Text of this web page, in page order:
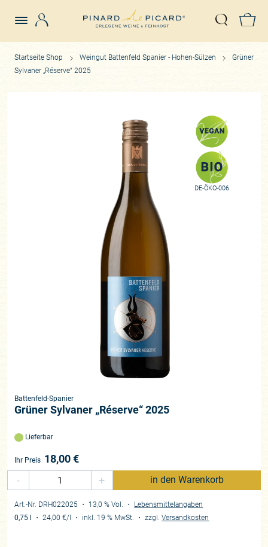
Suche
Startseite Shop Weingut Battenfeld Spanier - Hohen-Sülzen
Grüner
Sylvaner „Réserve“ 2025
DE-ÖKO-006
Battenfeld-Spanier
Grüner Sylvaner „Réserve“ 2025
Lieferbar
Ihr Preis 18,00€
-
+ in den Warenkorb
Art.-Nr. DRH022025 ・ 13,0 % Vol. ・ Lebensmittelangaben
0,75 l
・24,00 €/l ・ inkl. 19 % MwSt. ・zzgl.Versandkosten